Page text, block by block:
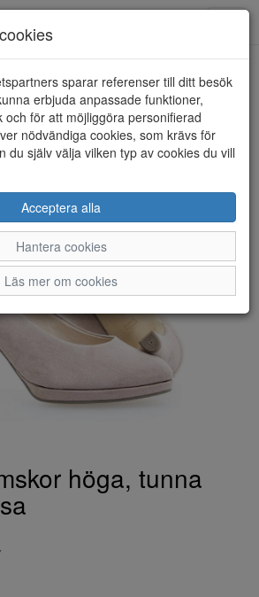
höga, tunna
sparar referenser till ditt besök
erbjuda anpassade funktioner,
och för att möjliggöra personifierad
nödvändiga cookies, som krävs för
du själv välja vilken typ av cookies du vill
Acceptera alla
Hantera cookies
Läs mer om cookies